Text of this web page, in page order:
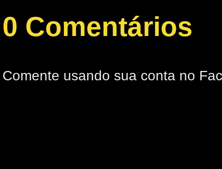
0 Comentários
Comente usando sua conta no